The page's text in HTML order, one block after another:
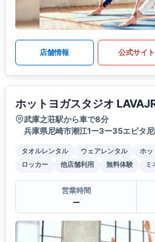
店舗情報 公式サイト
ホットヨガスタジオ
武庫之荘駅から車で8分
兵庫県尼崎市潮江1ー3ー35エピタ
タオルレンタル ウェアレンタル ホッ
ロッカー
他店舗利用 無料体験 ミ
営業時間
ー